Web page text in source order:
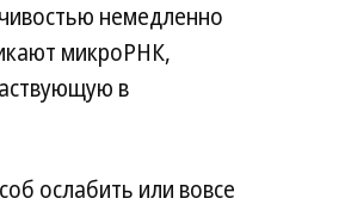
немедленно
микроРНК,
в
ослабить или вовсе